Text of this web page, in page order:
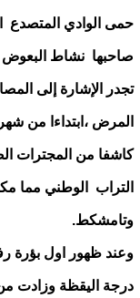
حمى الوادي المتصدع
صاحبها نشاط البعوض
تجدر الإشارة إلى
كاشفا من المجترات
التراب الوطني مما
وتامشكط.
وعند ظهور اول بؤرة
درجة اليقظة وزادت من